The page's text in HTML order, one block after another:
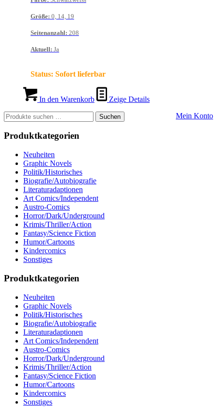
Größe: 0, 14, 19
Seitenanzahl: 208
Aktuell: Ja
Status: Sofort lieferbar
In den Warenkorb
Zeige Details
Mein Konto
Suchen
nach:
Suchen
Produktkategorien
Neuheiten
Graphic Novels
Politik/Historisches
Biografie/Autobiografie
Literaturadaptionen
Art Comics/Independent
Austro-Comics
Horror/Dark/Underground
Krimis/Thriller/Action
Fantasy/Science Fiction
Humor/Cartoons
Kindercomics
Sonstiges
Produktkategorien
Neuheiten
Graphic Novels
Politik/Historisches
Biografie/Autobiografie
Literaturadaptionen
Art Comics/Independent
Austro-Comics
Horror/Dark/Underground
Krimis/Thriller/Action
Fantasy/Science Fiction
Humor/Cartoons
Kindercomics
Sonstiges